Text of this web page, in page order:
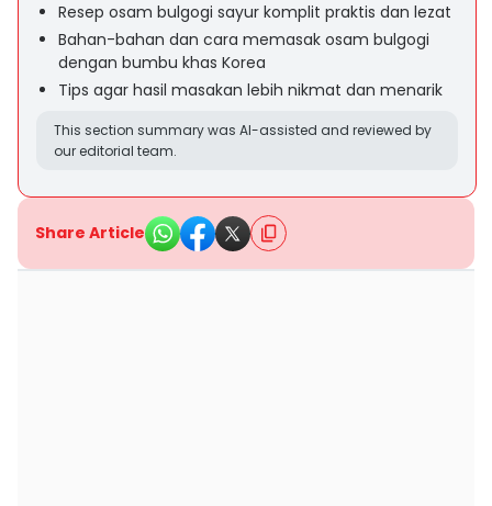
Resep osam bulgogi sayur komplit praktis dan lezat
Bahan-bahan dan cara memasak osam bulgogi
dengan bumbu khas Korea
Tips agar hasil masakan lebih nikmat dan menarik
This section summary was AI-assisted and reviewed by
our editorial team.
Share Article